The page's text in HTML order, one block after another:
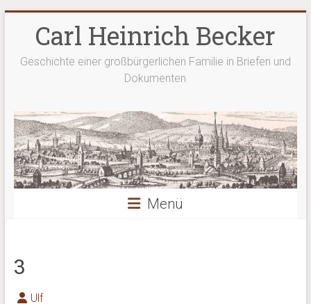
springenCarl Heinrich Becker
Geschichte einer großbürgerlichen Familie in Briefen und
Dokumenten
Menü
3
Ulf